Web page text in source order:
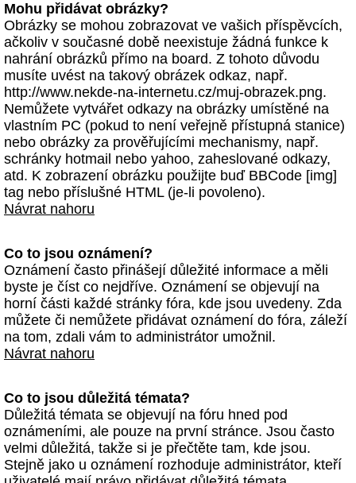
Mohu přidávat obrázky?
Obrázky se mohou zobrazovat ve vašich příspěvcích,
ačkoliv v současné době neexistuje žádná funkce k
nahrání obrázků přímo na board. Z tohoto důvodu
musíte uvést na takový obrázek odkaz, např.
http://www.nekde-na-internetu.cz/muj-obrazek.png.
Nemůžete vytvářet odkazy na obrázky umístěné na
vlastním PC (pokud to není veřejně přístupná stanice)
nebo obrázky za prověřujícími mechanismy, např.
schránky hotmail nebo yahoo, zaheslované odkazy,
atd. K zobrazení obrázku použijte buď BBCode [img]
tag nebo příslušné HTML (je-li povoleno).
Návrat nahoru
Co to jsou oznámení?
Oznámení často přinášejí důležité informace a měli
byste je číst co nejdříve. Oznámení se objevují na
horní části každé stránky fóra, kde jsou uvedeny. Zda
můžete či nemůžete přidávat oznámení do fóra, záleží
na tom, zdali vám to administrátor umožnil.
Návrat nahoru
Co to jsou důležitá témata?
Důležitá témata se objevují na fóru hned pod
oznámeními, ale pouze na první stránce. Jsou často
velmi důležitá, takže si je přečtěte tam, kde jsou.
Stejně jako u oznámení rozhoduje administrátor, kteří